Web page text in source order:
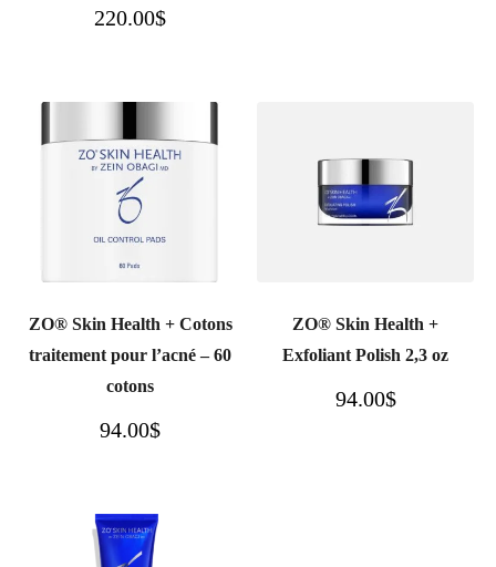
220.00$
ZO® Skin Health + Cotons
traitement pour l’acné – 60
cotons
94.00$
ZO® Skin Health +
Exfoliant Polish 2,3 oz
94.00$